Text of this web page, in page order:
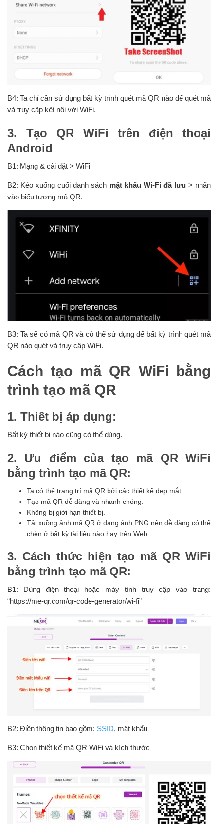
B4: Ta chỉ cần sử dụng bất kỳ trình quét mã QR nào để quét mã
và truy cập kết nối với WiFi.
3. Tạo QR WiFi trên điện thoại
Android
B1: Mạng & cài đặt > WiFi
B2: Kéo xuống cuối danh sách mật khẩu Wi-Fi đã lưu > nhấn
vào biểu tượng mã QR.
B3: Ta sẽ có mã QR và có thể sử dụng để bất kỳ trình quét mã
QR nào quét và truy cập WiFi.
Cách tạo mã QR WiFi bằng
trình tạo mã QR
1. Thiết bị áp dụng:
Bất kỳ thiết bị nào cũng có thể dùng.
2. Ưu điểm của tạo mã QR WiFi
bằng trình tạo mã QR:
Ta có thể trang trí mã QR bởi các thiết kế đẹp mắt.
Tạo mã QR dễ dàng và nhanh chóng.
Không bị giới hạn thiết bị.
Tải xuồng ảnh mã QR ở dạng ảnh PNG nên dễ dàng có thể
chèn ở bất kỳ tài liệu nào hay trên Web.
3. Cách thức hiện tạo mã QR WiFi
bằng trình tạo mã QR:
B1: Dùng điện thoại hoặc máy tính truy cập vào trang:
“https://me-qr.com/qr-code-generator/wi-fi”
B2: Điền thông tin bao gồm: SSID, mật khẩu
B3: Chọn thiết kế mã QR WiFi và kích thước